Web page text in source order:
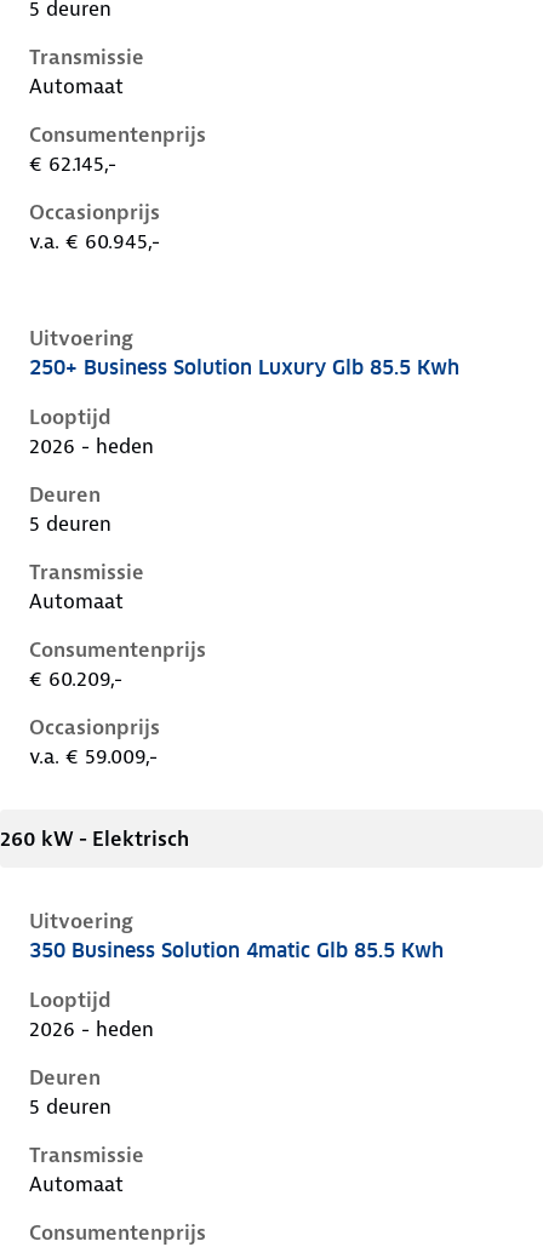
5 deuren
Transmissie
Automaat
Consumentenprijs
€ 62.145,-
Occasionprijs
v.a. € 60.945,-
Uitvoering
Mercedes Glb-Klasse ii-x248, glb 85.5 kwh, 200 kW,
250+ Business Solution Luxury Glb 85.5 Kwh
Looptijd
2026 - heden
Deuren
5 deuren
Transmissie
Automaat
Consumentenprijs
€ 60.209,-
Occasionprijs
v.a. € 59.009,-
260 kW - Elektrisch
Uitvoering
Mercedes Glb-Klasse ii-x248, glb 85.5 kwh, 260 kW,
350 Business Solution 4matic Glb 85.5 Kwh
Looptijd
2026 - heden
Deuren
5 deuren
Transmissie
Automaat
Consumentenprijs